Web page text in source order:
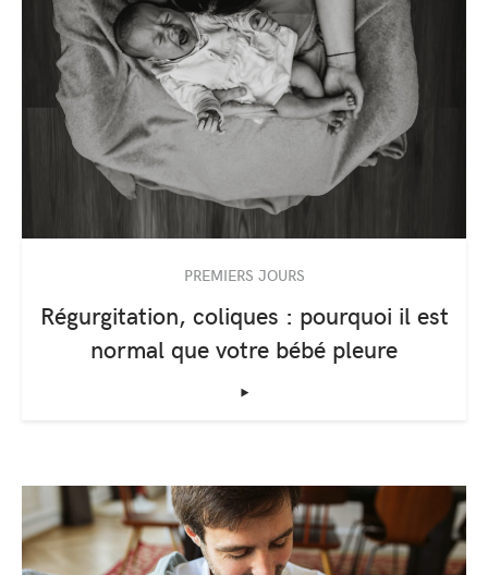
PREMIERS JOURS
Régurgitation, coliques : pourquoi il est
normal que votre bébé pleure
‣